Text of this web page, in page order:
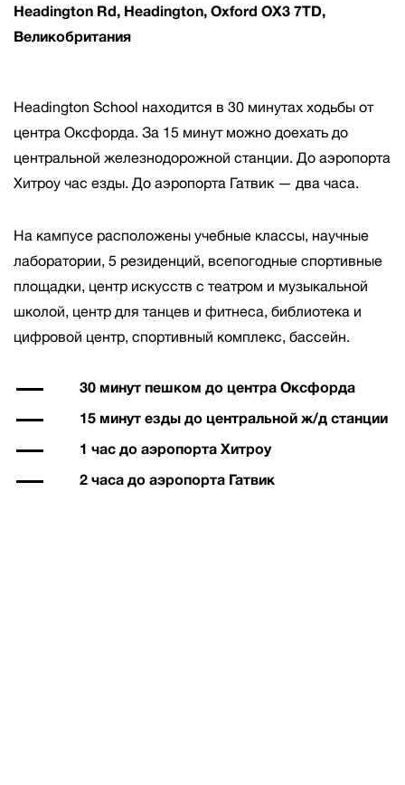
Headington Rd, Headington, Oxford OX3 7TD,
Великобритания
Headington School находится в 30 минутах ходьбы от
центра Оксфорда. За 15 минут можно доехать до
центральной железнодорожной станции. До аэропорта
Хитроу час езды. До аэропорта Гатвик — два часа.
На кампусе расположены учебные классы, научные
лаборатории, 5 резиденций, всепогодные спортивные
площадки, центр искусств с театром и музыкальной
школой, центр для танцев и фитнеса, библиотека и
цифровой центр, спортивный комплекс, бассейн.
30 минут пешком до центра Оксфорда
15 минут езды до центральной ж/д станции
1 час до аэропорта Хитроу
2 часа до аэропорта Гатвик